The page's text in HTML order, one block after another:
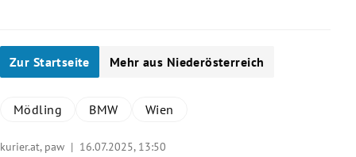
Zur Startseite Mehr aus Niederösterreich
Mödling BMW Wien
kurier.at, paw | 16.07.2025, 13:50